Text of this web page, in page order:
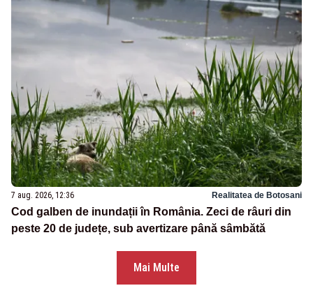
7 aug. 2026, 12:36 Realitatea de Botosani
Cod galben de inundații în România. Zeci de râuri din
peste 20 de județe, sub avertizare până sâmbătă
Mai Multe